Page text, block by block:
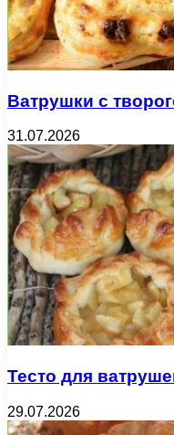
Ватрушки с
31.07.2026
Тесто для
29.07.2026